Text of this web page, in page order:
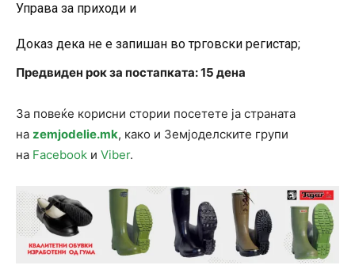
Управа за приходи и
Доказ дека не е запишан во трговски регистар;
Предвиден рок за постапката: 15 дена
За повеќе корисни стории посетете ја страната
на zemjodelie.mk, како и Земјоделските групи
на Facebook и Viber.